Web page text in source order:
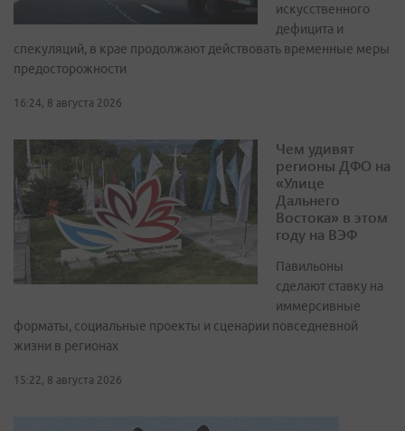
искусственного
дефицита и
спекуляций, в крае продолжают действовать временные меры
предосторожности
16:24, 8 августа 2026
Чем удивят
регионы ДФО на
«Улице
Дальнего
Востока» в этом
году на ВЭФ
Павильоны
сделают ставку на
иммерсивные
форматы, социальные проекты и сценарии повседневной
жизни в регионах
15:22, 8 августа 2026